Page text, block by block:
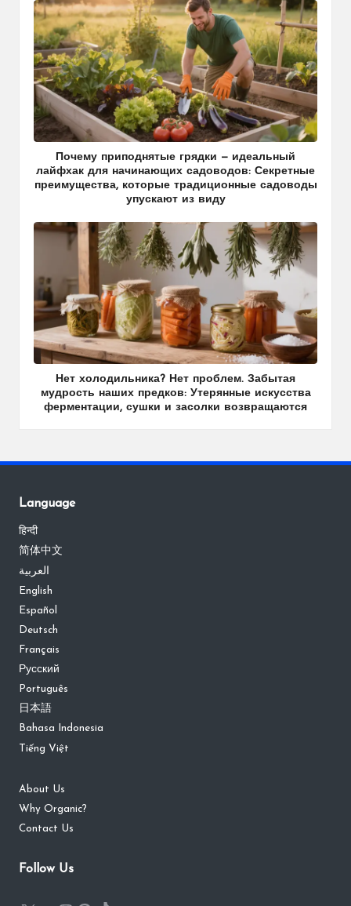
Почему приподнятые грядки — идеальный
лайфхак для начинающих садоводов: Секретные
преимущества, которые традиционные садоводы
упускают из виду
Нет холодильника? Нет проблем. Забытая
мудрость наших предков: Утерянные искусства
ферментации, сушки и засолки возвращаются
Language
हिन्दी
简体中文
العربية
English
Español
Deutsch
Français
Русский
Português
日本語
Bahasa Indonesia
Tiếng Việt
About Us
Why Organic?
Contact Us
Follow Us